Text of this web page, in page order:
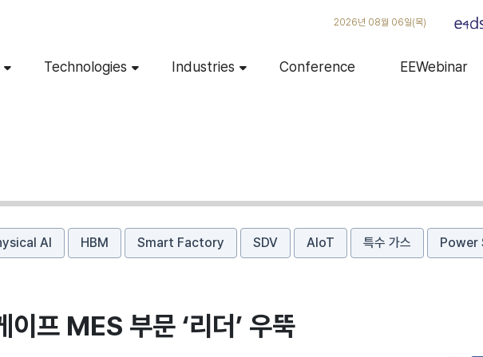
2026년 08월 06일(목)
Technologies Industries Conference EEWebinar
AI HBM Smart Factory SDV AIoT 특수 가스 Power
프 MES 부문 ‘리더’ 우뚝